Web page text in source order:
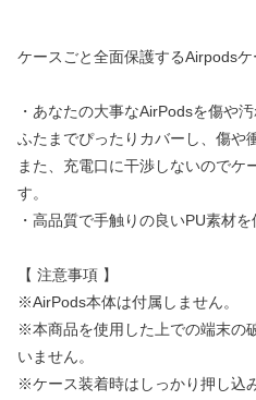
ケースごと全面保護するAirpodsケ
・あなたの大事なAirPodsを傷や汚
ふたまでぴったりカバーし、傷や
また、充電口に干渉しないのでケ
す。
・高品質で手触りの良いPU素材を
【 注意事項 】
※AirPods本体は付属しません。
※本商品を使用した上での端末の
いません。
※ケース装着時はしっかり押し込